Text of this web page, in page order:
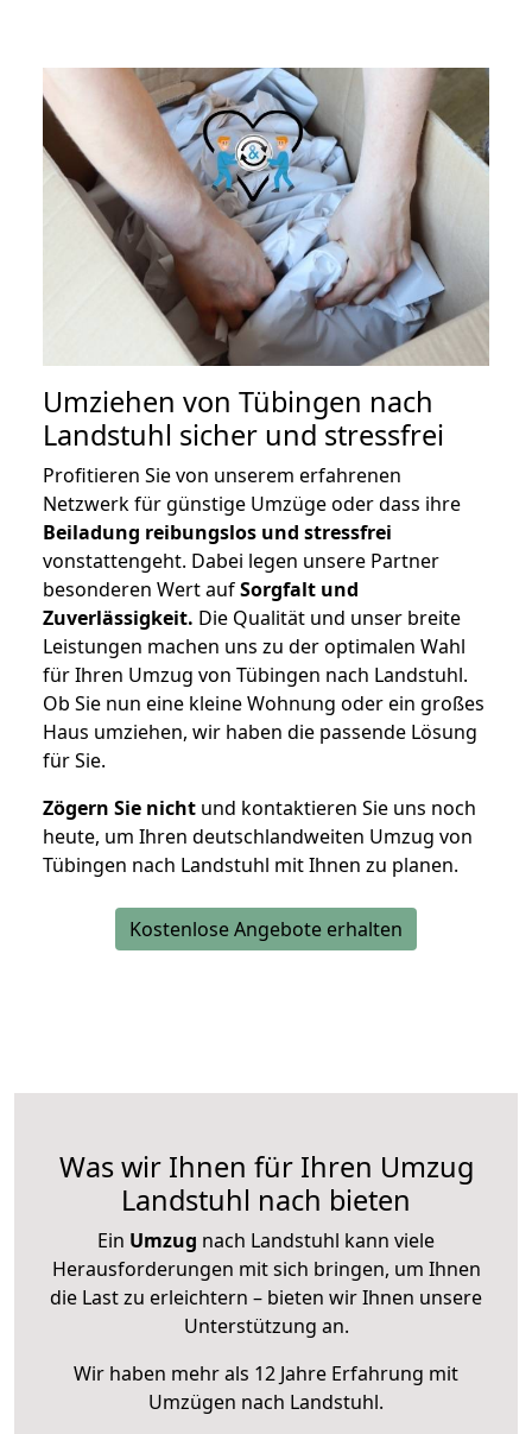
Umziehen von Tübingen nach
Landstuhl sicher und stressfrei
Profitieren Sie von unserem erfahrenen
Netzwerk für günstige Umzüge oder dass ihre
Beiladung reibungslos und stressfrei
vonstattengeht. Dabei legen unsere Partner
besonderen Wert aufSorgfalt und
Zuverlässigkeit. Die Qualität und unser breite
Leistungen machen uns zu der optimalen Wahl
für Ihren Umzug von Tübingen nach Landstuhl.
Ob Sie nun eine kleine Wohnung oder ein großes
Haus umziehen, wir haben die passende Lösung
für Sie.
Zögern Sie nicht und kontaktieren Sie uns noch
heute, um Ihren deutschlandweiten Umzug von
Tübingen nach Landstuhl mit Ihnen zu planen.
Kostenlose Angebote erhalten
Was wir Ihnen für Ihren Umzug
Landstuhl nach bieten
Ein Umzug nach Landstuhl kann viele
Herausforderungen mit sich bringen, um Ihnen
die Last zu erleichtern – bieten wir Ihnen unsere
Unterstützung an.
Wir haben mehr als 12 Jahre Erfahrung mit
Umzügen nach Landstuhl.